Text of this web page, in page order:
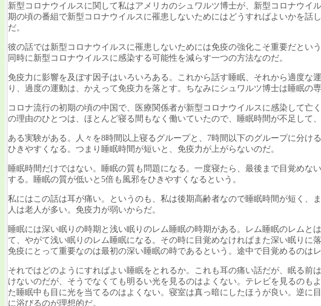
新型コロナウイルスに関して私はアメリカのシュワルツ博士が、新型コロナウイ
期の頃の番組で新型コロナウイルスに罹患しないためにはどうすればよいかを話
だ。
彼の話では新型コロナウイルスに罹患しないためには免疫の強化こそ重要だとい
同時に新型コロナウイルスに感染する可能性を減らす一つの方法なのだ。
免疫力に影響を及ぼす因子はいろいろある。これから話す睡眠、それから適度な
り、過度の運動は、かえって免疫力を落とす。ちなみにシュワルツ博士は睡眠の専
コロナ流行の初期の頃の中国で、医療関係者が新型コロナウイルスに感染して
の理由のひとつは、ほとんど寝る間もなく働いていたので、睡眠時間が不足して
ある実験がある。人々を8時間以上寝るグループと、7時間以下のグループに分
ひきやすくなる。つまり睡眠時間が短いと、免疫力が上がらないのだ。
睡眠時間だけではない。睡眠の質も問題になる。一度寝たら、最後まで目覚めな
する。睡眠の質が低いと5倍も風邪をひきやすくなるという。
私にはこの話は耳が痛い。というのも、私は後期高齢者なので睡眠時間が短く、
人は老人が多い。免疫力が弱いからだ。
睡眠には深い眠りの時期と浅い眠りのレム睡眠の時期がある。レム睡眠のレムと
て、やがて浅い眠りのレム睡眠になる。その時に目覚めなければまた深い眠りに
免疫にとって重要なのは最初の深い睡眠の時であるという。途中で目覚めるのは
それではどのようにすればよい睡眠をとれるか。これも耳の痛い話だが、眠る
けないのだが、そうでなくても明るい光を見るのはよくない。テレビを見るのも
た睡眠中も目に光を当てるのはよくない。寝室は真っ暗にしたほうが良い。逆
に浴びるのが理想的だ。